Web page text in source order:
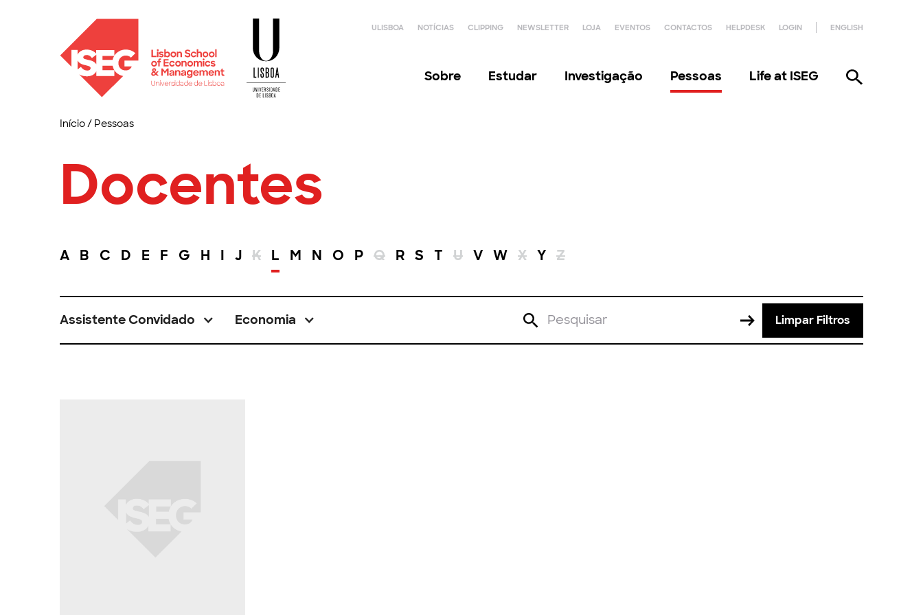
ULISBOA NOTÍCIAS CLIPPING NEWSLETTER LOJA EVENTOS CONTACTOS HELPDESK LOGIN ENGLISH
Sobre Estudar Investigação Pessoas Life at ISEG
Início/ Pessoas
Docentes
A B C D E F G H I J K L M N O P Q R S T U V W X Y Z
Assistente Convidado Economia Limpar Filtros